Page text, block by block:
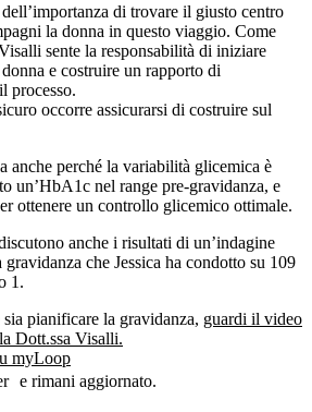
di trovare il giusto centro
la donna in questo viaggio. Come
sente la responsabilità di iniziare
e costruire un rapporto di
processo.
occorre assicurarsi di costruire sul
anche perché la variabilità glicemica è
un’HbA1c nel range pre-gravidanza, e
ottenere un controllo glicemico ottimale.
anche i risultati di un’indagine
che Jessica ha condotto su 109
1.
sia pianificare la gravidanza, guardi il video
Dott.ssa Visalli.
myLoop
e rimani aggiornato.